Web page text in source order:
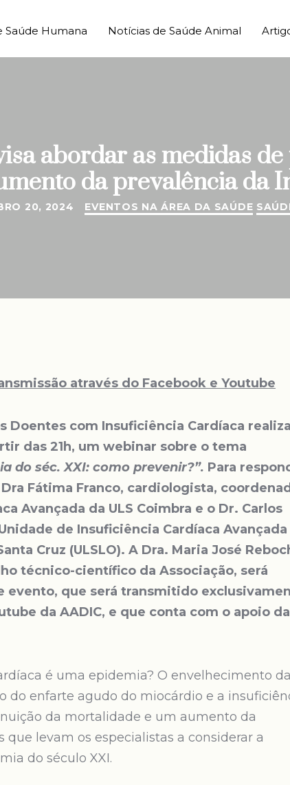
Saúde Humana Notícias de Saúde Animal
abordar as medidas
da prevalência da
20, 2024 EVENTOS NA ÁREA DA SAÚDE
através do Facebook e Youtube
Doentes com Insuficiência Cardíaca
das 21h, um webinar sobre o tema
do séc. XXI: como prevenir?”. Para
Fátima Franco, cardiologista,
Avançada da ULS Coimbra e o Dr. Carlos
de Insuficiência Cardíaca Avançada
Cruz (ULSLO). A Dra. Maria José
técnico-científico da Associação, será
evento, que será transmitido
da AADIC, e que conta com o apoio da
é uma epidemia? O envelhecimento da
do enfarte agudo do miocárdio e a
da mortalidade e um aumento da
que levam os especialistas a considerar a
do século XXI.